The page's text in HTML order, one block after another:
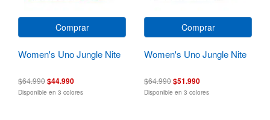
Comprar
Women's Uno Jungle Nite
$64.990$44.990
Disponible en 3 colores
Comprar
Women's Uno Jungle Nite
$64.990$51.990
Disponible en 3 colores